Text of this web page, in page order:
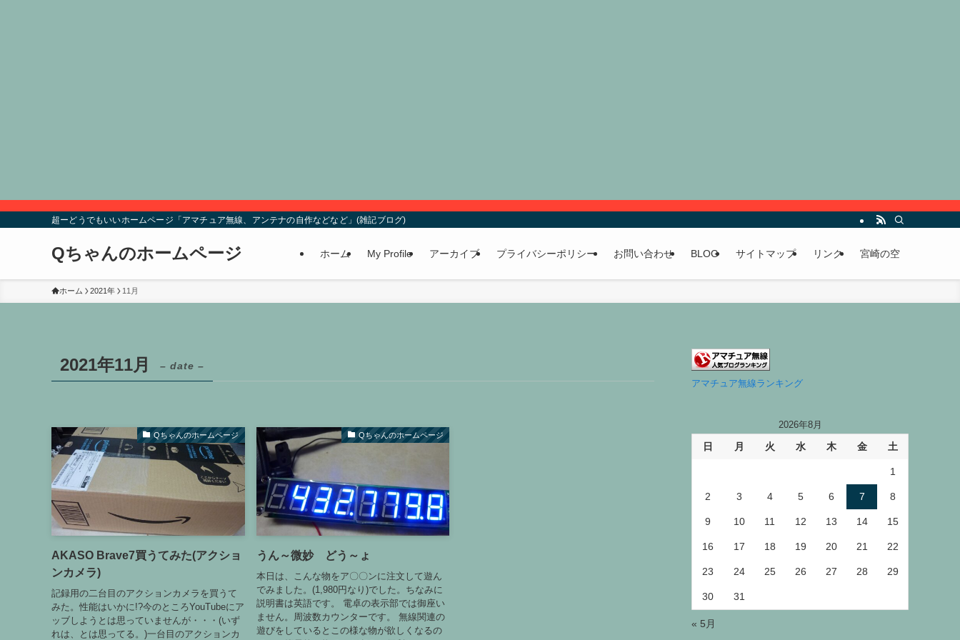
超ーどうでもいいホームページ「アマチュア無線、アンテナの自作などなど」(雑記ブログ)
Qちゃんのホームページ ホーム My Profile アーカイブ プライバシーポリシー お問い合わせ BLOG サイトマップ リンク 宮崎の空
ホーム 2021年 11月
2021年11月 – date –
Qちゃんのホームページ
AKASO Brave7買うてみた(アクショ
ンカメラ)
記録用の二台目のアクションカメラを買うて
みた。性能はいかに!?今のところYouTubeにア
ッブしようとは思っていませんが・・・(いず
れは、とは思ってる。)一台目のアクションカ
Qちゃんのホームページ
うん～微妙 どう～ょ
本日は、こんな物をア〇〇ンに注文して遊ん
でみました。(1,980円なり)でした。ちなみに
説明書は英語です。 電卓の表示部では御座い
ません。周波数カウンターです。 無線関連の
遊びをしているとこの様な物が欲しくなるの
アマチュア無線ランキング
2026年8月
日 月 火 水 木 金 土
1
2 3 4 5 6 7 8
9 10 11 12 13 14 15
16 17 18 19 20 21 22
23 24 25 26 27 28 29
30 31
« 5月